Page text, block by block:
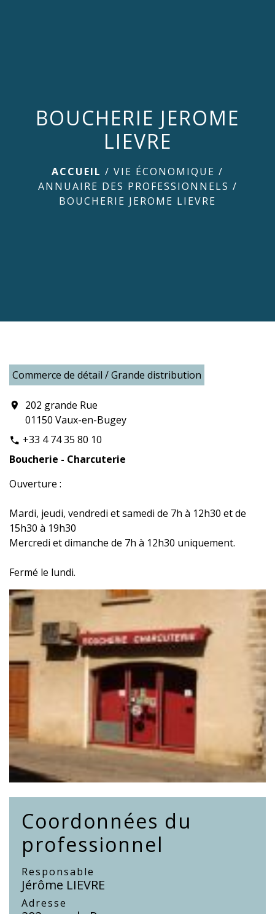
BOUCHERIE JEROME
LIEVRE
ACCUEIL / VIE ÉCONOMIQUE /
ANNUAIRE DES PROFESSIONNELS /
BOUCHERIE JEROME LIEVRE
Commerce de détail / Grande distribution
location_on
202 grande Rue
01150 Vaux-en-Bugey
phone +33 4 74 35 80 10
Boucherie - Charcuterie
Ouverture :
Mardi, jeudi, vendredi et samedi de 7h à 12h30 et de
15h30 à 19h30
Mercredi et dimanche de 7h à 12h30 uniquement.
Fermé le lundi.
Coordonnées du
professionnel
Responsable
Jérôme LIEVRE
Adresse